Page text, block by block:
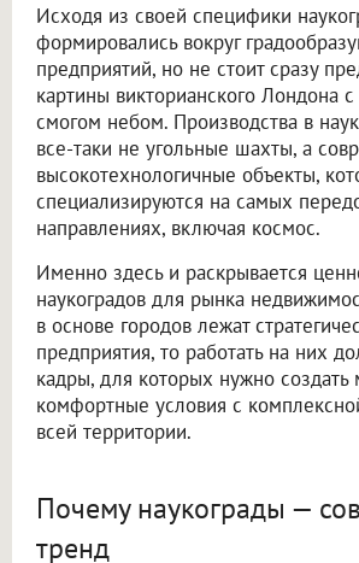
Исходя из своей специфики
формировались вокруг
предприятий, но не стоит сразу
картины викторианского Лондона
смогом небом. Производства в
все-таки не угольные шахты, а
высокотехнологичные объекты,
специализируются на самых
направлениях, включая космос.
Именно здесь и раскрывается
наукоградов для рынка
в основе городов лежат
предприятия, то работать на них
кадры, для которых нужно создать
комфортные условия с
всей территории.
Почему наукограды —
тренд